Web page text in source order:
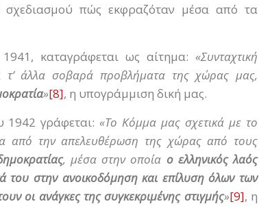
σχεδιασμού πώς εκφραζόταν μέσα από τα
καταγράφεται ως αίτημα: «Συνταχτική
τ’ άλλα σοβαρά προβλήματα της χώρας μας,
»[8], η υπογράμμιση δική μας.
1942 γράφεται:«Το Κόμμα μας σχετικά με το
από την απελευθέρωση της χώρας από τους
, μέσα στην οποία ο ελληνικός λαός
του στην ανοικοδόμηση και επίλυση όλων των
οι ανάγκες της συγκεκριμένης στιγμής»[9], η